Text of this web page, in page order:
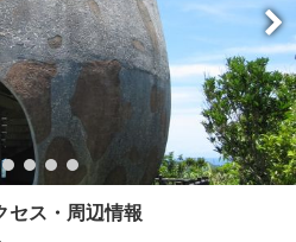
セス・周辺情報